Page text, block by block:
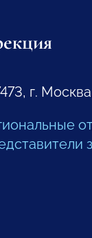
г.